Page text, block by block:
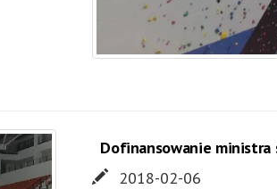
Dofinansowanie ministra
2018-02-06